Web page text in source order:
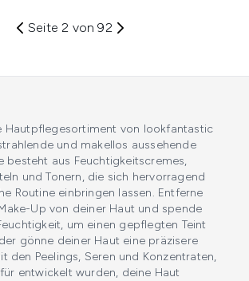
Seite 2 von 92
Hautpflegesortiment von lookfantastic
und makellos aussehende
besteht aus Feuchtigkeitscremes,
und Tonern, die sich hervorragend
Routine einbringen lassen. Entferne
Up von deiner Haut und spende
um einen gepflegten Teint
gönne deiner Haut eine präzisere
den Peelings, Seren und Konzentraten,
entwickelt wurden, deine Haut